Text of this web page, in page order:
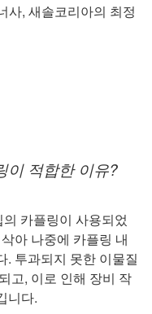
사, 새솔코리아의 최정
이 적합한 이유?
카플링이 사용되었
아 나중에 카플링 내
. 투과되지 못한 이물질
고, 이로 인해 장비 작
니다.